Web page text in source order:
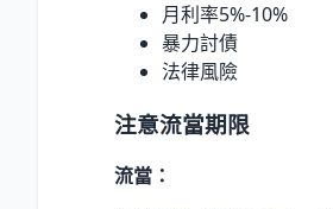
月利率5%-10%
暴力討債
法律風險
注意流當期限
流當：